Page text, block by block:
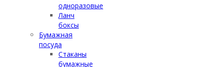
одноразовые
Ланч
боксы
Бумажная
посуда
Стаканы
бумажные